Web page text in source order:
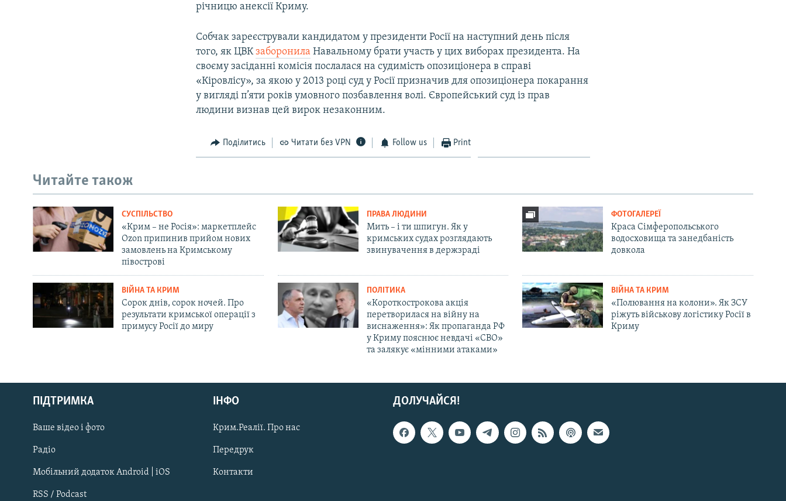
Русский
Qırımtatar
ДОЛУЧАЙСЯ!
річницю анексії Криму.
Собчак зареєстрували кандидатом у президенти Росії на наступний день після
того, як ЦВКзаборонила Навальному брати участь у цих виборах президента. На
своєму засіданні комісія послалася на судимість опозиціонера в справі
«Кіровлісу», за якою у 2013 році суд у Росії призначив для опозиціонера покарання
у вигляді п’яти років умовного позбавлення волі. Європейський суд із прав
людини визнав цей вирок незаконним.
Поділитись Читати без VPN Follow us Print
Читайте також
СУСПІЛЬСТВО
«Крим – не Росія»: маркетплейс
Ozon припинив прийом нових
замовлень на Кримському
півострові
ПРАВА ЛЮДИНИ
Мить – і ти шпигун. Як у
кримських судах розглядають
звинувачення в держзраді
ФОТОГАЛЕРЕЇ
Краса Сімферопольського
водосховища та занедбаність
довкола
ВІЙНА ТА КРИМ
Сорок днів, сорок ночей. Про
результати кримської операції з
примусу Росії до миру
ПОЛІТИКА
«Короткострокова акція
перетворилася на війну на
виснаження»: Як пропаганда РФ
у Криму пояснює невдачі «СВО»
та залякує «мінними атаками»
ВІЙНА ТА КРИМ
«Полювання на колони». Як ЗСУ
ріжуть військову логістику Росії в
Криму
ДОЛУЧАЙСЯ!
ПІДТРИМКА
Ваше відео і фото
Радіо
Мобільний додаток Android | iOS
RSS / Podcast
ІНФО
Крим.Реалії. Про нас
Передрук
Контакти